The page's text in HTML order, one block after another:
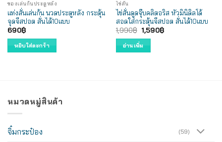
ของเล่นก้นประตูหลัง
แท่งสั่นเล่นก้น นวดประตูหลัง กระตุ้น
จุดจีสปอต สั่นได้10แบบ
690฿
หยิบใส่ตะกร้า
ไข่สั่น
ไข่สั่นดูดจุ๊บคลิตอริส หัวมินิดิลโด้
สอดใส่กระตุ้นจีสปอต สั่นได้10แบบ
1,990฿ Original
price
1,990฿.
1,590฿Current
อ่านเพิ่ม
หมวดหมู่สินค้า
จิ๋มกระป๋อง (59)